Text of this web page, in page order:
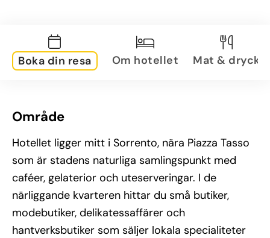
Boka din resa Om hotellet Mat & dryck
Område
Hotellet ligger mitt i Sorrento, nära Piazza Tasso
som är stadens naturliga samlingspunkt med
caféer, gelaterior och uteserveringar. I de
närliggande kvarteren hittar du små butiker,
modebutiker, delikatessaffärer och
hantverksbutiker som säljer lokala specialiteter